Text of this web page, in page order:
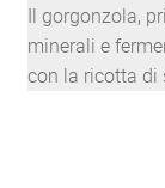
Il gorgonzola,
minerali e
con la ricotta di